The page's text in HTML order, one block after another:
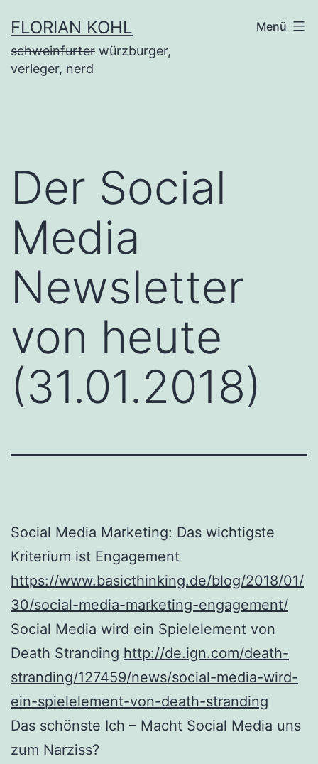
Inhalt
springen
FLORIAN KOHL
schweinfurter würzburger,
verleger, nerd
Menü
Der Social
Media
Newsletter
von heute
(31.01.2018)
Social Media Marketing: Das wichtigste
Kriterium ist Engagement
https://www.basicthinking.de/blog/2018/01/
30/social-media-marketing-engagement/
Social Media wird ein Spielelement von
Death Stranding http://de.ign.com/death-
stranding/127459/news/social-media-wird-
ein-spielelement-von-death-stranding
Das schönste Ich – Macht Social Media uns
zum Narziss?